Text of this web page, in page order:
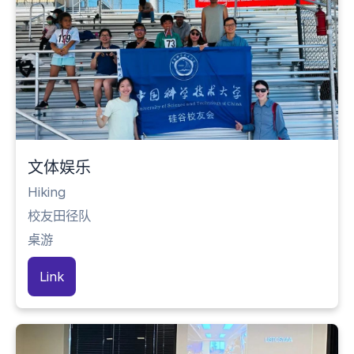
文体娱乐
Hiking
校友田径队
桌游
Link